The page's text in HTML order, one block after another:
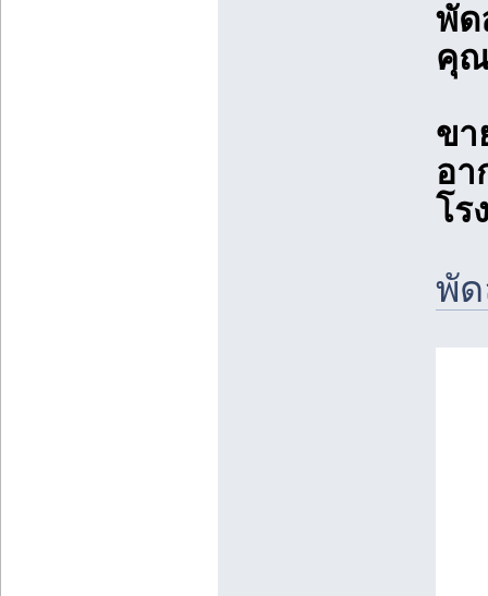
พัด
คุณ
ขา
อา
โร
พั